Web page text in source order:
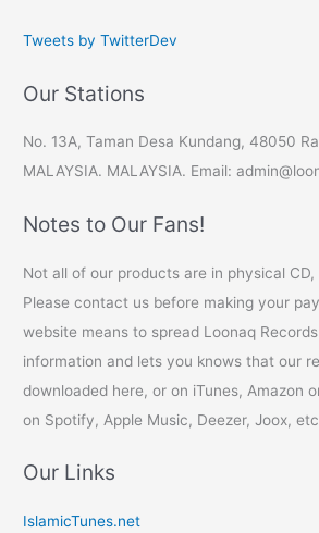
Tweets by TwitterDev
Our Stations
No. 13A, Taman Desa Kundang, 48050
MALAYSIA. MALAYSIA. Email:
Notes to Our Fans!
Not all of our products are in physical
Please contact us before making your
website means to spread Loonaq
information and lets you knows that our
downloaded here, or on iTunes, Amazon
on Spotify, Apple Music, Deezer, Joox,
Our Links
IslamicTunes.net